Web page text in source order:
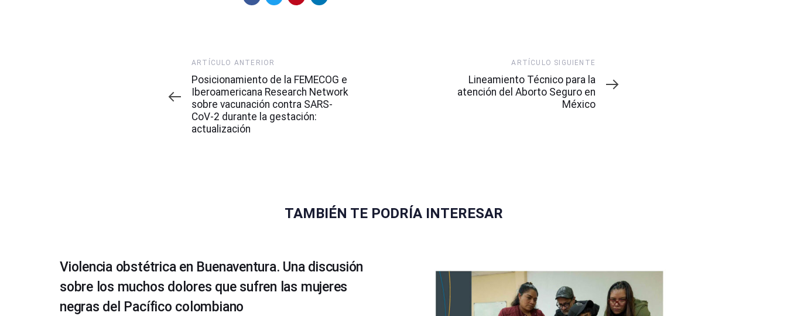
Artículo
Anterior
ARTÍCULO ANTERIOR
Posicionamiento de la FEMECOG e
Iberoamericana Research Network
sobre vacunación contra SARS-
CoV-2 durante la gestación:
actualización
Siguiente
ARTÍCULO SIGUIENTE
Lineamiento Técnico para la
atención del Aborto Seguro en
México
TAMBIÉN TE PODRÍA INTERESAR
Violencia obstétrica en Buenaventura. Una discusión
sobre los muchos dolores que sufren las mujeres
negras del Pacífico colombiano